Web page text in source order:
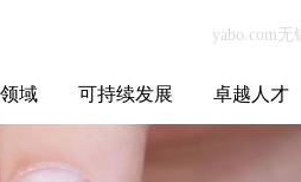
域
网
源
市
可持续发展
ESG报告
招标信息
卓越人才